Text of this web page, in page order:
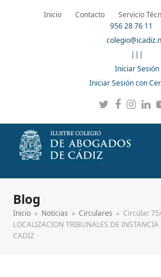
Inicio Contacto Servicio
956 28 76 11
|||
Iniciar Sesión
Iniciar Sesión con
Twitter
Blog
Inicio » Noticias » Circulares » Circular
LOCALIZACION TRIBUNALES DE INSTANCIA
CADIZ